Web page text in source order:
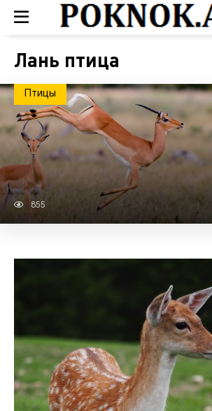
Лань птица
Птицы
855